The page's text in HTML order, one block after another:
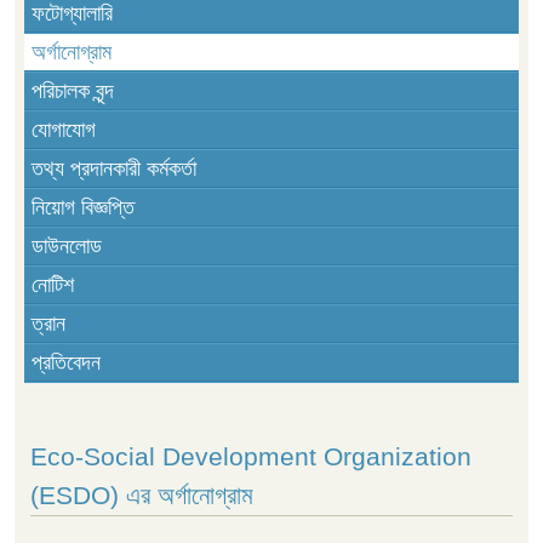
ফটোগ্যালারি
অর্গানোগ্রাম
পরিচালক বৃন্দ
যোগাযোগ
তথ্য প্রদানকারী কর্মকর্তা
নিয়োগ বিজ্ঞপ্তি
ডাউনলোড
নোটিশ
ত্রান
প্রতিবেদন
Eco-Social Development Organization
(ESDO) এর অর্গানোগ্রাম